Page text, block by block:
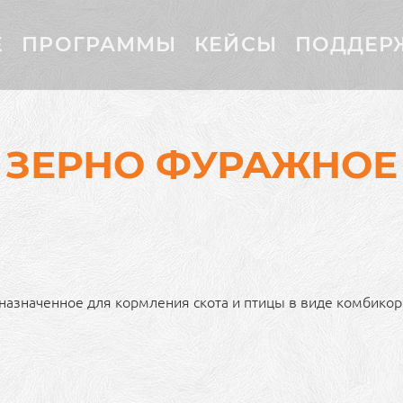
ПРОГРАММЫ КЕЙСЫ
ЗЕРНО ФУРАЖНОЕ
для кормления скота и птицы в виде